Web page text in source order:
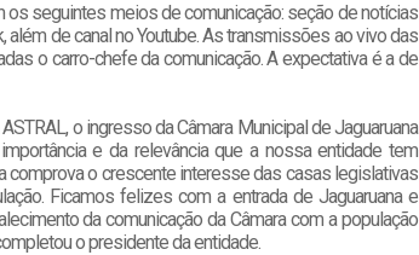
os seguintes meios de comunicação: seção de notícias
de canal no Youtube. As transmissões ao vivo das
o carro-chefe da comunicação. A expectativa é a de
o ingresso da Câmara Municipal de Jaguaruana
e da relevância que a nossa entidade tem
comprova o crescente interesse das casas legislativas
Ficamos felizes com a entrada de Jaguaruana e
da comunicação da Câmara com a população
o presidente da entidade.